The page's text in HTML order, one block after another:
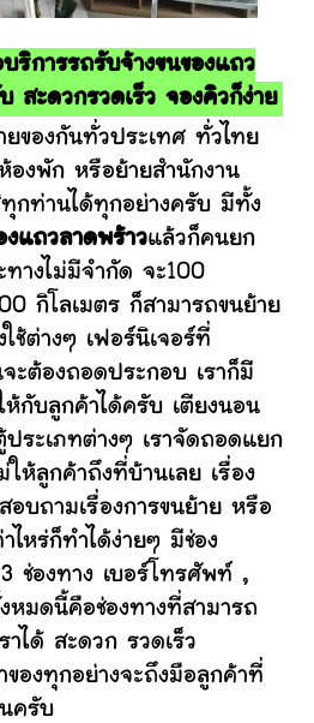
ริการรถรับจ้างขนของแถว
สะดวกรวดเร็ว จองคิวก็ง่าย
กันทั่วประเทศ ทั่วไทย
องพัก หรือย้ายสำนักงาน
กท่านได้ทุกอย่างครับ มีทั้ง
งแถวลาดพร้าวแล้วก็คนยก
ทางไม่มีจำกัด จะ100
กิโลเมตร ก็สามารถขนย้าย
ใช้ต่างๆ เฟอร์นิเจอร์ที่
ะต้องถอดประกอบ เราก็มี
กับลูกค้าได้ครับ เตียงนอน
ประเภทต่างๆ เราจัดถอดแยก
ให้ลูกค้าถึงที่บ้านเลย เรื่อง
บถามเรื่องการขนย้าย หรือ
ไหร่ก็ทำได้ง่ายๆ มีช่อง
ช่องทาง เบอร์โทรศัพท์ ,
มดนี้คือช่องทางที่สามารถ
ได้ สะดวก รวดเร็ว
องทุกอย่างจะถึงมือลูกค้าที่
ครับ